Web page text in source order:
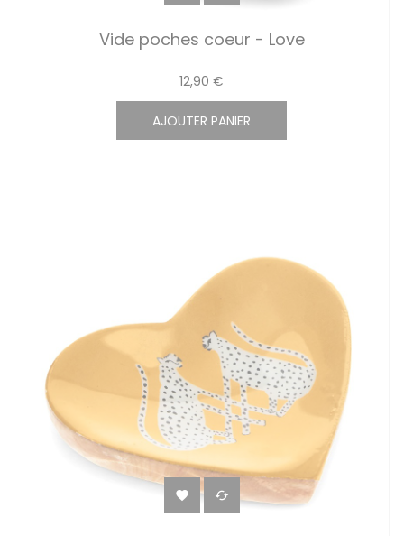
Vide poches coeur - Love
12,90 €
AJOUTER PANIER
 